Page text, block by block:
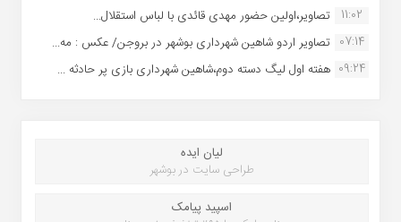
11:02
تصاویر،اولین حضور مهدی قائدی با لباس استقلال...
07:14 تصاویر اردو شاهین شهرداری بوشهر در بروجن/ عکس : مه...
09:24 هفته اول لیگ دسته دوم،شاهین شهرداری بازی پر حادثه ...
لیان ایده
طراحی سایت در بوشهر
اسپید پیامک